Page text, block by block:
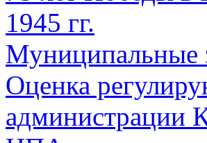
1945 гг.
Муниципальные
Оценка
администрации